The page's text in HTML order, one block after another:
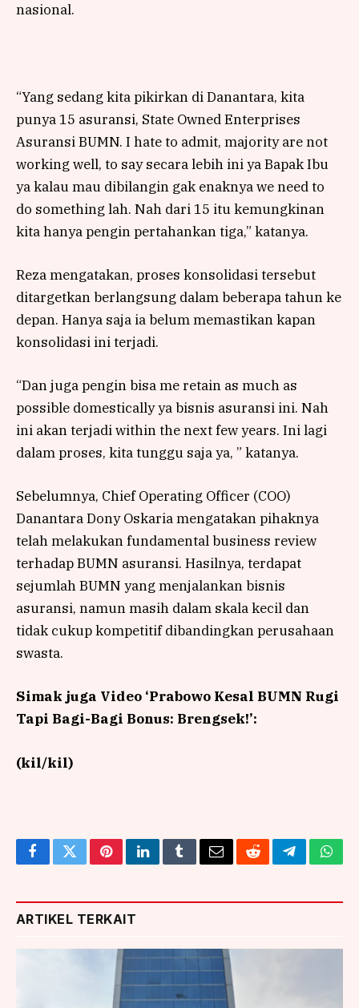
nasional.
“Yang sedang kita pikirkan di Danantara, kita
punya 15 asuransi, State Owned Enterprises
Asuransi BUMN. I hate to admit, majority are not
working well, to say secara lebih ini ya Bapak Ibu
ya kalau mau dibilangin gak enaknya we need to
do something lah. Nah dari 15 itu kemungkinan
kita hanya pengin pertahankan tiga,” katanya.
Reza mengatakan, proses konsolidasi tersebut
ditargetkan berlangsung dalam beberapa tahun ke
depan. Hanya saja ia belum memastikan kapan
konsolidasi ini terjadi.
“Dan juga pengin bisa me retain as much as
possible domestically ya bisnis asuransi ini. Nah
ini akan terjadi within the next few years. Ini lagi
dalam proses, kita tunggu saja ya, ” katanya.
Sebelumnya, Chief Operating Officer (COO)
Danantara Dony Oskaria mengatakan pihaknya
telah melakukan fundamental business review
terhadap BUMN asuransi. Hasilnya, terdapat
sejumlah BUMN yang menjalankan bisnis
asuransi, namun masih dalam skala kecil dan
tidak cukup kompetitif dibandingkan perusahaan
swasta.
Simak juga Video ‘Prabowo Kesal BUMN Rugi
Tapi Bagi-Bagi Bonus: Brengsek!’:
(kil/kil)
FacebookTwitterPinterestLinkedInTumblrEmailRedditTelegram
ARTIKEL TERKAIT